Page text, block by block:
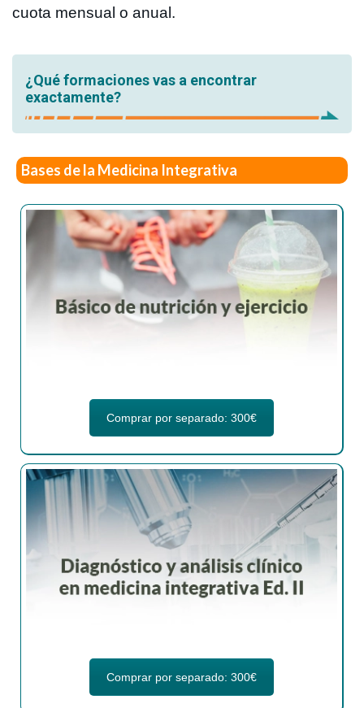
cuota mensual o anual.
¿Qué formaciones vas a encontrar
exactamente?
Bases de la Medicina Integrativa
Comprar por separado: 300€
Comprar por separado: 300€